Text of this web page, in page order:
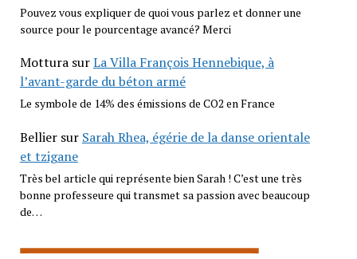
Pouvez vous expliquer de quoi vous parlez et donner une
source pour le pourcentage avancé? Merci
MotturasurLa Villa François Hennebique, à
l’avant-garde du béton armé
Le symbole de 14% des émissions de CO2 en France
Belliersur Sarah Rhea, égérie de la danse orientale
et tzigane
Très bel article qui représente bien Sarah ! C’est une très
bonne professeure qui transmet sa passion avec beaucoup
de…